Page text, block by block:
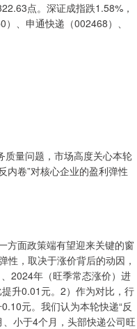
点。深证成指跌1.58%，
、申通快递（002468）、
量问题，市场高度关心本轮
内卷”对核心企业的盈利弹性
方面政策端有望迎来关键的窗
性，取决于涨价背后的动因，
2024年（旺季常态涨价）进
升0.01元。2）作为对比，行
元。我们认为本轮快递“反
小于4个月，头部快递公司旺